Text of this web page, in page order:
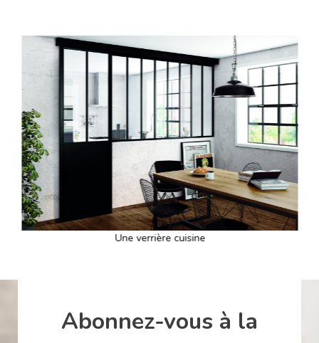
Une verrière cuisine
Précédent
Abonnez-vous à la